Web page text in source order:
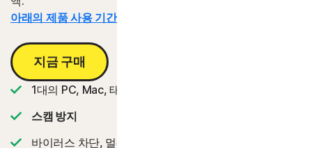
아래의 제품 사용 기간 정보를 참조하십시오.*
지금 구매
1대의 PC, Mac, 태플릿 또는 휴대폰
스캠 방지
바이러스 차단, 멀웨어, 랜섬웨어 및 해킹으로부터 보호